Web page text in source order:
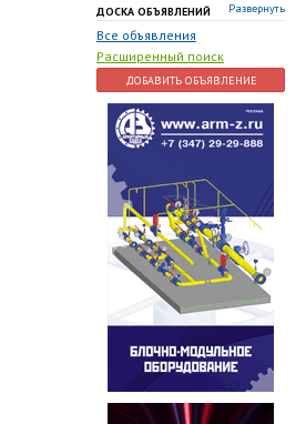
ДОСКА ОБЪЯВЛЕНИЙ Развернуть
Все объявления
Расширенный поиск
ДОБАВИТЬ ОБЪЯВЛЕНИЕ